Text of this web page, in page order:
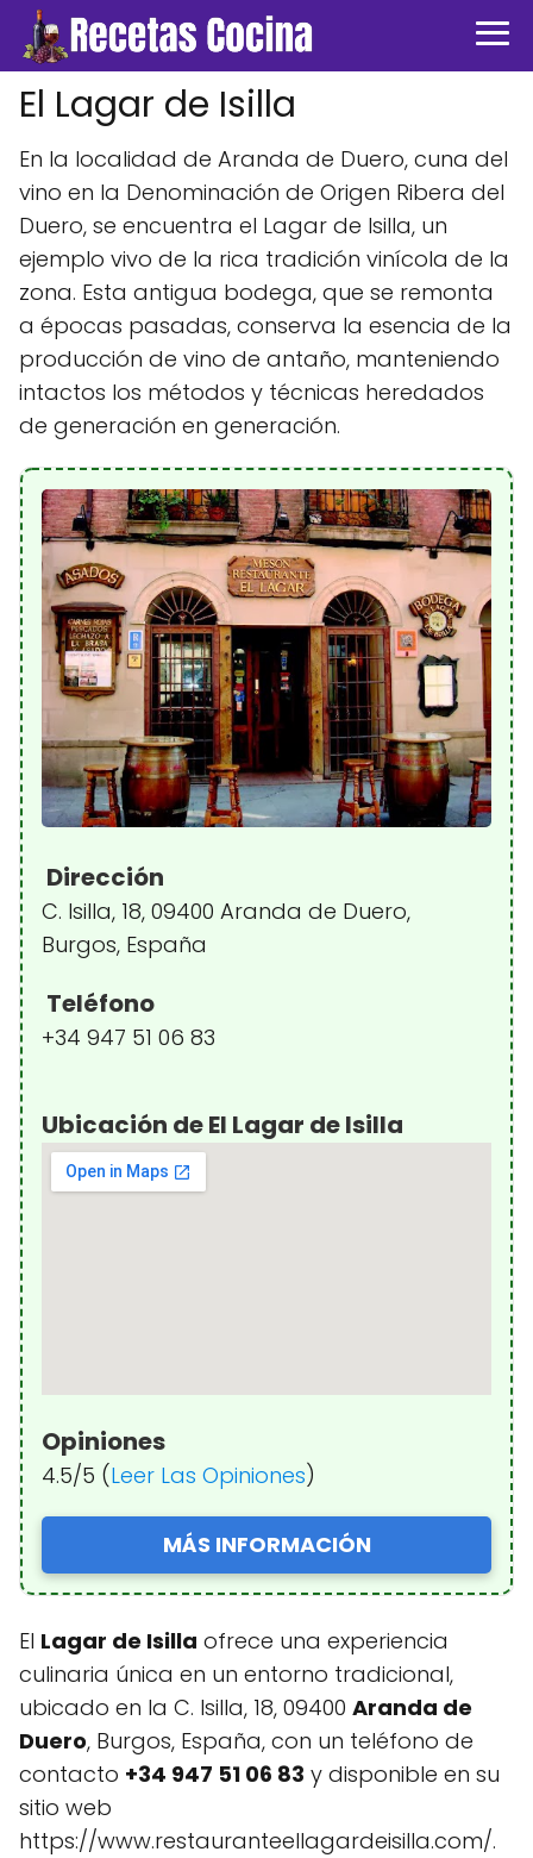
El Lagar de Isilla
En la localidad de Aranda de Duero, cuna del
vino en la Denominación de Origen Ribera del
Duero, se encuentra el Lagar de Isilla, un
ejemplo vivo de la rica tradición vinícola de la
zona. Esta antigua bodega, que se remonta
a épocas pasadas, conserva la esencia de la
producción de vino de antaño, manteniendo
intactos los métodos y técnicas heredados
de generación en generación.
Dirección
C. Isilla, 18, 09400 Aranda de Duero,
Burgos, España
Teléfono
+34 947 51 06 83
Ubicación de El Lagar de Isilla
Opiniones
4.5/5 (Leer Las Opiniones)
MÁS INFORMACIÓN
El Lagar de Isilla ofrece una experiencia
culinaria única en un entorno tradicional,
ubicado en la C. Isilla, 18, 09400 Aranda de
Duero, Burgos, España, con un teléfono de
contacto +34 947 51 06 83 y disponible en su
sitio web
https://www.restauranteellagardeisilla.com/.